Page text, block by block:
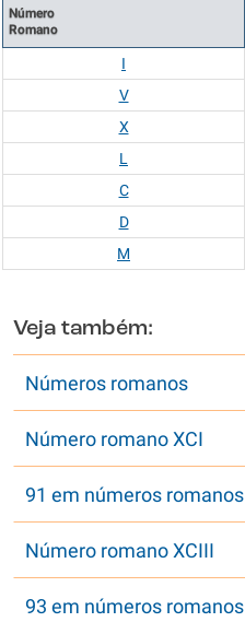
Número
Romano
I
V
X
L
C
D
M
Veja também:
Números romanos
Número romano XCI
91 em números romanos
Número romano XCIII
93 em números romanos